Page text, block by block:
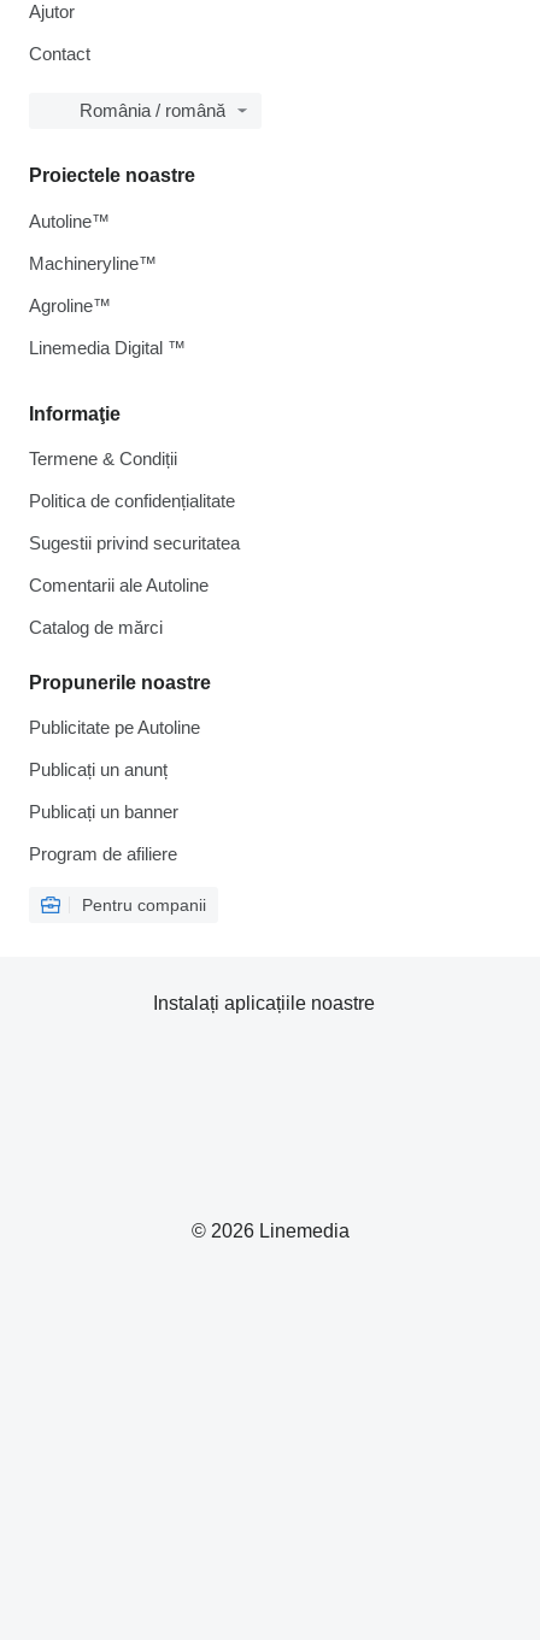
Ajutor
Contact
România / română
Informaţie
Termene & Condiții
Politica de confidențialitate
Sugestii privind securitatea
Comentarii ale Autoline
Catalog de mărcі
Propunerile noastre
Publicitate pe Autoline
Publicați un anunț
Publicați un banner
Program de afiliere
Pentru companii
Proiectele noastre
Autoline™
Machineryline™
Agroline™
Linemedia Digital ™
© 2026 Linemedia
Instalați aplicațiile noastre